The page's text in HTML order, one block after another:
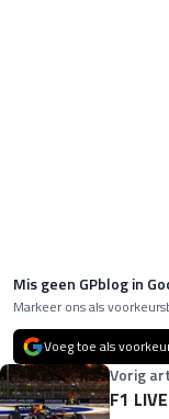
Mis geen GPblog in
Markeer ons als
Voeg toe als
Vorig
F1